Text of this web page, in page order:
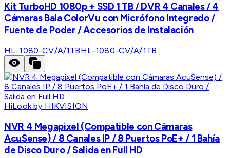
Kit TurboHD 1080p + SSD 1 TB / DVR 4 Canales / 4
Cámaras Bala ColorVu con Micrófono Integrado /
Fuente de Poder / Accesorios de Instalación
HL-1080-CV/A/1TBHL-1080-CV/A/1TB
HiLook by HIKVISION
NVR 4 Megapixel (Compatible con Cámaras
AcuSense) / 8 Canales IP / 8 Puertos PoE+ / 1 Bahía
de Disco Duro / Salida en Full HD